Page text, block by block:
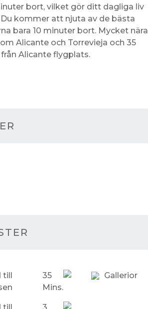
bort, vilket gör ditt dagliga liv
Du kommer att njuta av de bästa
bara 10 minuter bort. Mycket nära
Alicante och Torrevieja och 35
Alicante flygplats.
till
35
Mins.
Gallerior